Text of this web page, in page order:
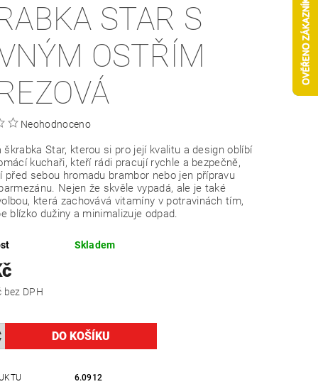
Brousky na kapesní nože
Služby Knihy
zboží, reklamace
STAR S
OSTŘÍM
Neohodnoceno
škrabka Star, kterou si pro její kvalitu a design oblíbí
kuchaři, kteří rádi pracují rychle a bezpečně,
před sebou hromadu brambor nebo jen přípravu
Nejen že skvěle vypadá, ale je také
která zachovává vitamíny v potravinách tím,
blízko dužiny a minimalizuje odpad.
Skladem
123,14 Kč bez DPH
6.0912